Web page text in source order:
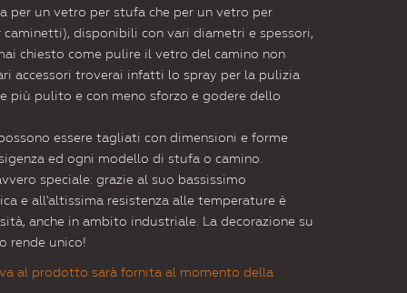
per un vetro per stufa che per un vetro per
disponibili con vari diametri e spessori,
chiesto come pulire il vetro del camino non
accessori troverai infatti lo spray per la pulizia
più pulito e con meno sforzo e godere dello
essere tagliati con dimensioni e forme
ed ogni modello di stufa o camino.
speciale: grazie al suo bassissimo
e all'altissima resistenza alle temperature è
anche in ambito industriale. La decorazione su
rende unico!
al prodotto sarà fornita al momento della